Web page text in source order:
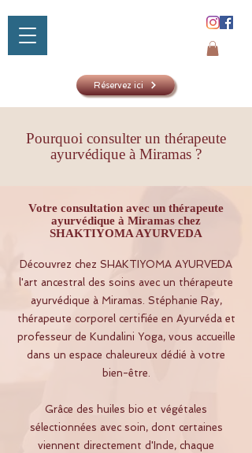
Réservez ici
Pourquoi consulter un thérapeute
ayurvédique à Miramas ?
Votre consultation avec un thérapeute
ayurvédique à Miramas chez
SHAKTIYOMA AYURVEDA
Découvrez chez SHAKTIYOMA AYURVEDA
l'art ancestral des soins avec un thérapeute
ayurvédique à Miramas. Stéphanie Ray,
thérapeute corporel certifiée en Ayurvéda et
professeur de Kundalini Yoga, vous accueille
dans un espace chaleureux dédié à votre
bien-être.
Grâce des huiles bio et végétales
sélectionnées avec soin, dont certaines
viennent directement d'Inde, chaque